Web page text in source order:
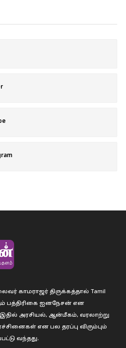
காமராஜர் திருக்கத்தால் Tamil
பத்திரிகை ஐனநேசன் என
இதில் அரசியல், ஆன்மீகம், வரலாற்று
என பல தரப்பு விரும்பும்
வந்தது.